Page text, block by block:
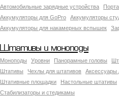
Автомобильные зарядные устройства
Аккумуляторы для GoPro
Аккумуляторы
Аккумуляторы для накамерных вспышек
Штативы и моноподы
Моноподы Уровни Панорамные головы
Штативы
Чехлы для штативов
Аксессуары
Штативные площадки
Настольные штативы
Стабилизаторы и стедикамы